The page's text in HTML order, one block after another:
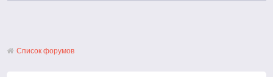
Список форумов